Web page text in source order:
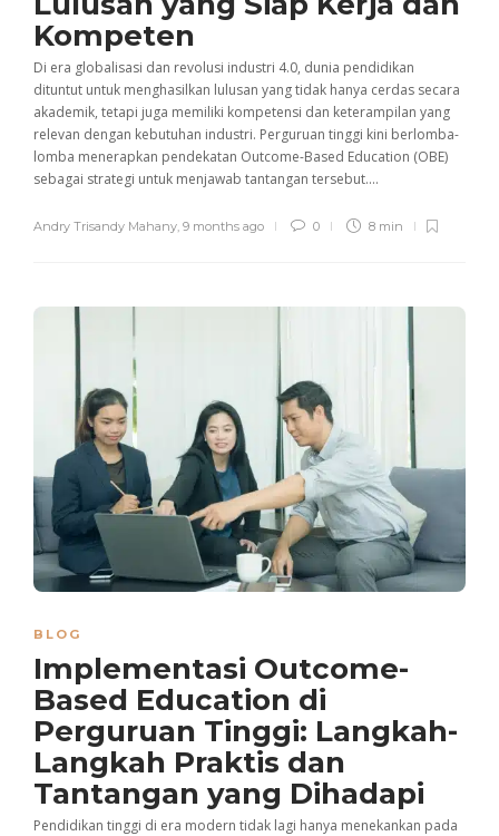
Kompeten
Di era globalisasi dan revolusi industri 4.0, dunia pendidikan
dituntut untuk menghasilkan lulusan yang tidak hanya cerdas secara
akademik, tetapi juga memiliki kompetensi dan keterampilan yang
relevan dengan kebutuhan industri. Perguruan tinggi kini berlomba-
lomba menerapkan pendekatan Outcome-Based Education (OBE)
sebagai strategi untuk menjawab tantangan tersebut....
Andry Trisandy Mahany 9 months ago 0 8 min
BLOG
Implementasi Outcome-
Based Education di
Perguruan Tinggi: Langkah-
Langkah Praktis dan
Tantangan yang Dihadapi
Pendidikan tinggi di era modern tidak lagi hanya menekankan pada